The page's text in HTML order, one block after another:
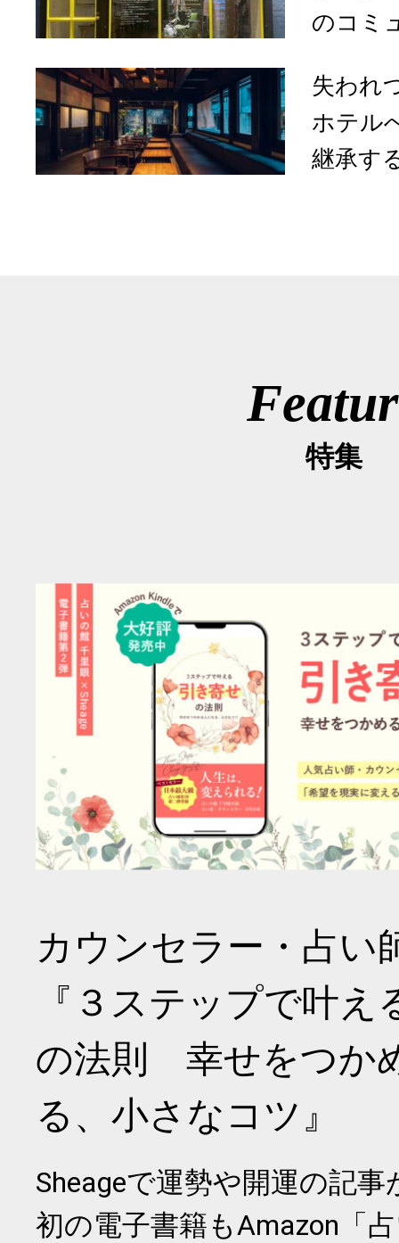
のコミ
失われ
ホテル
継承す
特集
カウンセラー・占い
『３ステップで叶
の法則 幸せをつか
る、小さなコツ』
Sheageで運勢や開運の記
初の電子書籍もAmazon「